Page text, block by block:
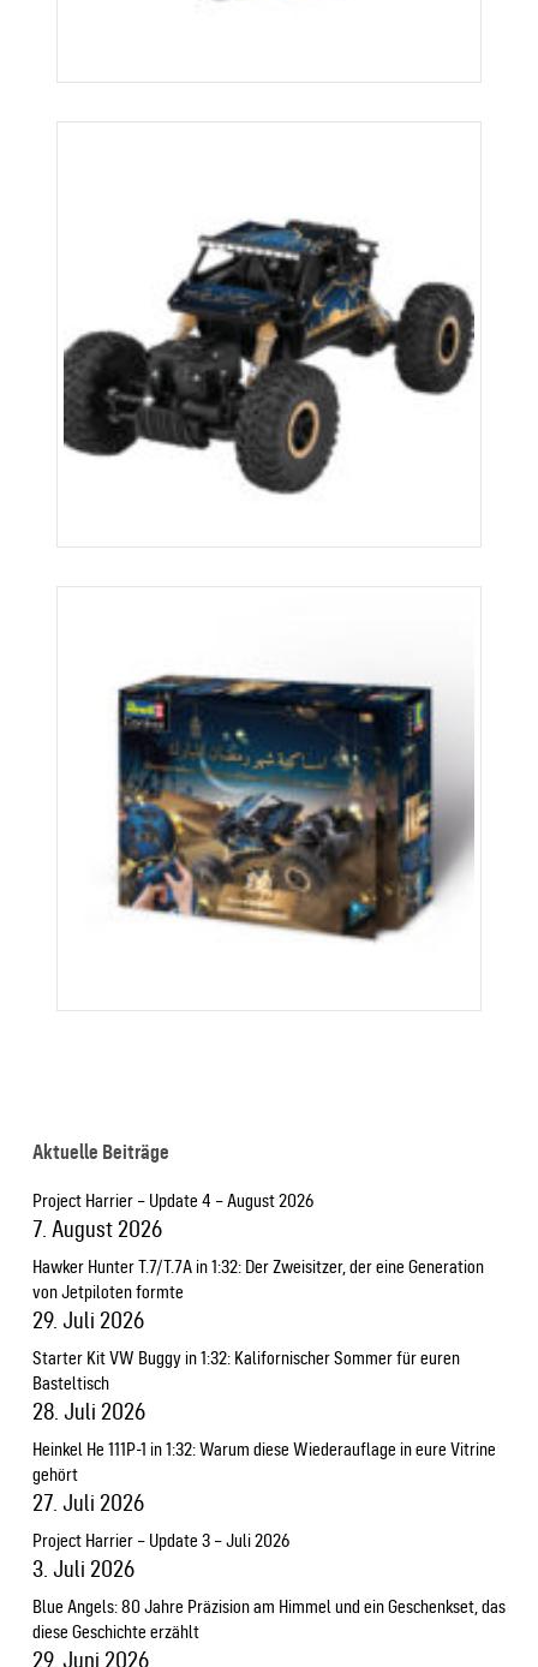
Aktuelle Beiträge
Project Harrier – Update 4 – August 2026
7. August 2026
Hawker Hunter T.7/T.7A in 1:32: Der Zweisitzer, der eine Generation
von Jetpiloten formte
29. Juli 2026
Starter Kit VW Buggy in 1:32: Kalifornischer Sommer für euren
Basteltisch
28. Juli 2026
Heinkel He 111P-1 in 1:32: Warum diese Wiederauflage in eure Vitrine
gehört
27. Juli 2026
Project Harrier – Update 3 – Juli 2026
3. Juli 2026
Blue Angels: 80 Jahre Präzision am Himmel und ein Geschenkset, das
diese Geschichte erzählt
29. Juni 2026